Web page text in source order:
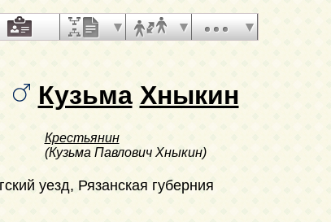
Кузьма Хныкин
Крестьянин
(Кузьма Павлович Хныкин)
уезд, Рязанская губерния